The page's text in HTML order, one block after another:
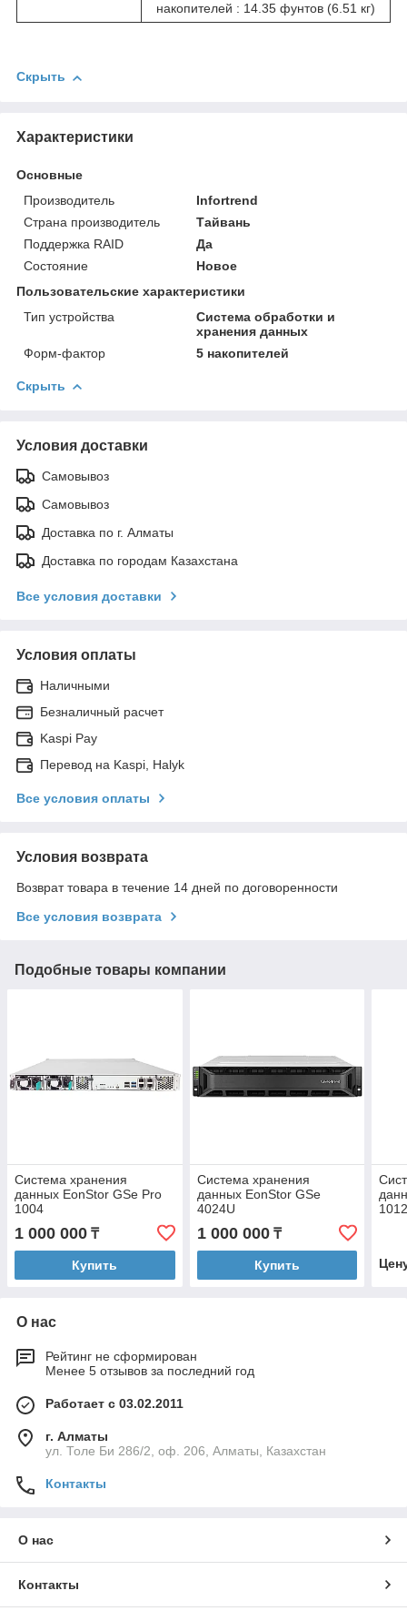
накопителей : 14.35 фунтов (6.51 кг)
Скрыть
Характеристики
Основные
Производитель
Infortrend
Страна производитель
Тайвань
Поддержка RAID
Да
Состояние
Новое
Пользовательские характеристики
Тип устройства
Система обработки и
хранения данных
Форм-фактор
5 накопителей
Скрыть
Условия доставки
Самовывоз
Самовывоз
Доставка по г. Алматы
Доставка по городам Казахстана
Все условия доставки
Условия оплаты
Наличными
Безналичный расчет
Kaspi Pay
Перевод на Kaspi, Halyk
Все условия оплаты
Условия возврата
Возврат товара в течение 14 дней по договоренности
Все условия возврата
Подобные товары компании
Система хранения
данных EonStor GSe Pro
1004
1 000 000 ₸
Купить
Система хранения
данных EonStor GSe
4024U
1 000 000₸
Купить
О нас
Рейтинг не сформирован
Менее 5 отзывов за последний год
Работает с 03.02.2011
г. Алматы
ул. Толе Би 286/2, оф. 206, Алматы, Казахстан
Контакты
О нас
Контакты